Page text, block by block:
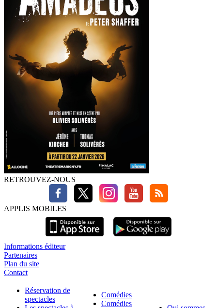
RETROUVEZ-NOUS
APPLIS MOBILES
Informations éditeur
Partenaires
Plan du site
Contact
Réservation de
spectacles
Comédies
Comédies